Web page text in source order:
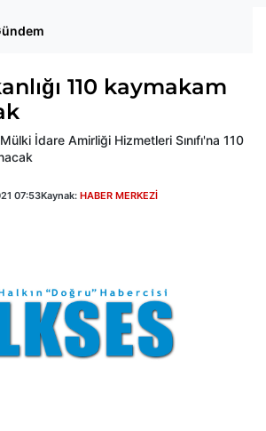
110 kaymakam
İdare Amirliği Hizmetleri Sınıfı'na 110
07:53Kaynak: HABER MERKEZİ